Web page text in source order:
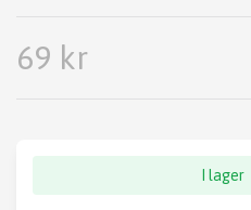
69 kr
I lager